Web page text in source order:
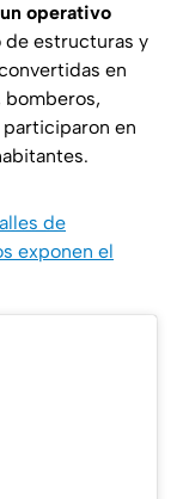
operativo
de estructuras y
en
bomberos,
en
de
exponen el